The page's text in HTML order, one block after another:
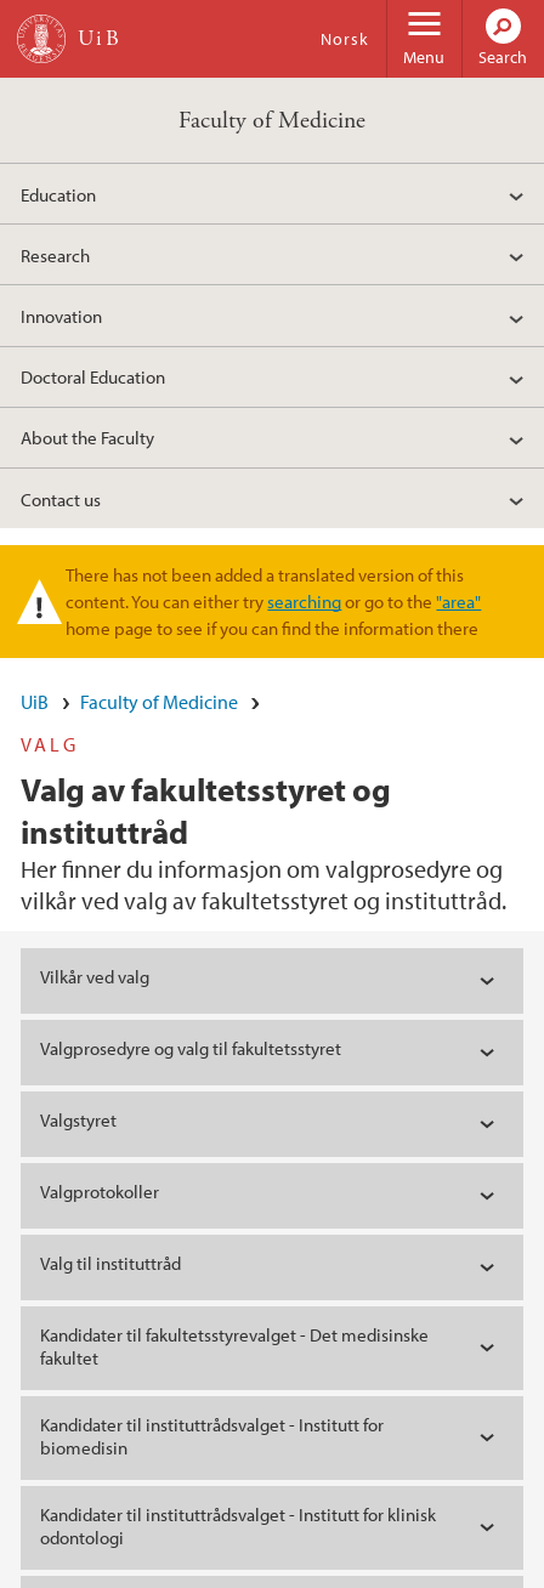
Skip to main content
Menu
Norsk
Search
Faculty of Medicine
Education
Research
Innovation
Doctoral Education
About the Faculty
Contact us
Warning message
There has not been added a translated version of this
content. You can either trysearchingor go to the"area"
home page to see if you can find the information there
UiB
Faculty of Medicine
VALG
Valg av fakultetsstyret og
instituttråd
Her finner du informasjon om valgprosedyre og
vilkår ved valg av fakultetsstyret og instituttråd.
Main content
Vilkår ved valg
Valgprosedyre og valg til fakultetsstyret
Valgstyret
Valgprotokoller
Valg til instituttråd
Kandidater til fakultetsstyrevalget - Det medisinske
fakultet
Kandidater til instituttrådsvalget - Institutt for
biomedisin
Kandidater til instituttrådsvalget - Institutt for klinisk
odontologi